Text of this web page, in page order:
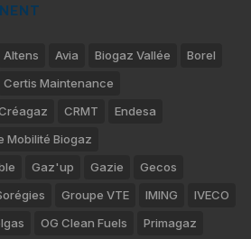
Altens Avia Biogaz Vallée
Borel
Certis Maintenance
CRMT
Endesa
Mobilité Biogaz
Gaz'up Gazie
Gecos
Groupe VTE IMING
IVECO
OG Clean Fuels
Primagaz